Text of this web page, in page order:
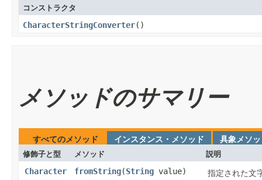
コンストラクタ
CharacterStringConverter​()
メソッドのサマリー
すべてのメソッド インスタンス・メソッド
具象メソ
修飾子と型
メソッド 説明
Character fromString​(String value) 指定された文